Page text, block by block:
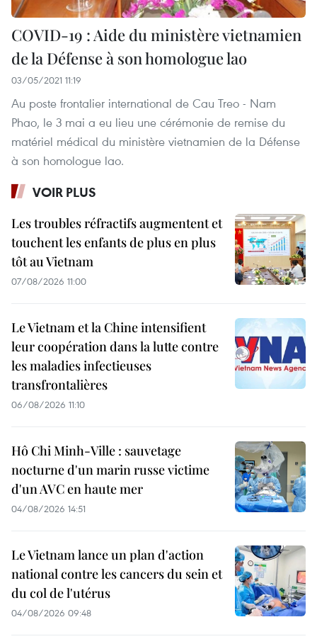
COVID-19 : Aide du ministère vietnamien
de la Défense à son homologue lao
03/05/2021 11:19
Au poste frontalier international de Cau Treo - Nam
Phao, le 3 mai a eu lieu une cérémonie de remise du
matériel médical du ministère vietnamien de la Défense
à son homologue lao.
VOIR PLUS
Les troubles réfractifs augmentent et
touchent les enfants de plus en plus
tôt au Vietnam
07/08/2026 11:00
Le Vietnam et la Chine intensifient
leur coopération dans la lutte contre
les maladies infectieuses
transfrontalières
06/08/2026 11:10
Hô Chi Minh-Ville : sauvetage
nocturne d'un marin russe victime
d'un AVC en haute mer
04/08/2026 14:51
Le Vietnam lance un plan d'action
national contre les cancers du sein et
du col de l'utérus
04/08/2026 09:48